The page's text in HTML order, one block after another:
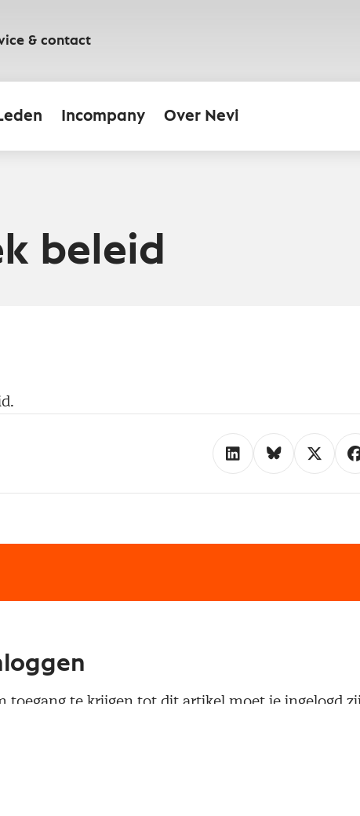
& contact
Incompany Over Nevi
beleid
toegang te krijgen tot dit artikel moet je ingelogd